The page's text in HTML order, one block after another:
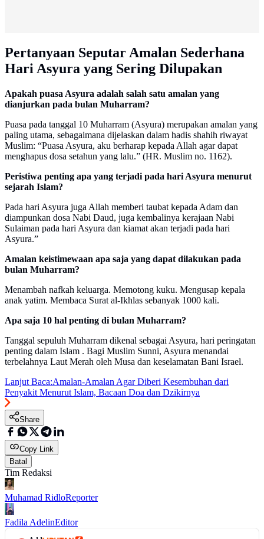
Pertanyaan Seputar Amalan Sederhana
Hari Asyura yang Sering Dilupakan
Apakah puasa Asyura adalah salah satu amalan yang
dianjurkan pada bulan Muharram?
Puasa pada tanggal 10 Muharram (Asyura) merupakan amalan yang
paling utama, sebagaimana dijelaskan dalam hadis shahih riwayat
Muslim: “Puasa Asyura, aku berharap kepada Allah agar dapat
menghapus dosa setahun yang lalu.” (HR. Muslim no. 1162).
Peristiwa penting apa yang terjadi pada hari Asyura menurut
sejarah Islam?
Pada hari Asyura juga Allah memberi taubat kepada Adam dan
diampunkan dosa Nabi Daud, juga kembalinya kerajaan Nabi
Sulaiman pada hari Asyura dan kiamat akan terjadi pada hari
Asyura.”
Amalan keistimewaan apa saja yang dapat dilakukan pada
bulan Muharram?
Menambah nafkah keluarga. Memotong kuku. Mengusap kepala
anak yatim. Membaca Surat al-Ikhlas sebanyak 1000 kali.
Apa saja 10 hal penting di bulan Muharram?
Tanggal sepuluh Muharram dikenal sebagai Asyura, hari peringatan
penting dalam Islam . Bagi Muslim Sunni, Asyura menandai
terbelahnya Laut Merah oleh Musa dan keselamatan Bani Israel.
Lanjut Baca:Amalan-Amalan Agar Diberi Kesembuhan dari
Penyakit Menurut Islam, Bacaan Doa dan Dzikirnya
Share
Copy Link
Batal
Tim Redaksi
Muhamad RidloReporter
Fadila AdelinEditor